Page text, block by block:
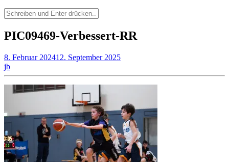
Suchen
nach:
PIC09469-Verbessert-RR
8. Februar 202412. September 2025
jb